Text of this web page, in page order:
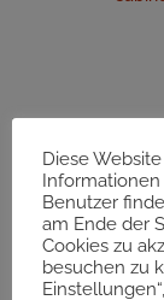
Diese
Benutzer
am Ende der
Cookies zu
besuchen zu